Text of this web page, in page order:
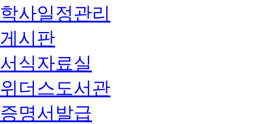
학사일정관리
게시판
서식자료실
위더스도서관
증명서발급